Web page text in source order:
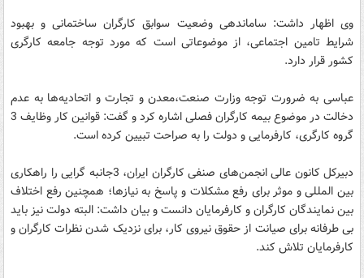
وی اظهار داشت: ساماندهی وضعیت سوابق کارگران ساختمانی و بهبود
شرایط تامین اجتماعی، از موضوعاتی است که مورد توجه جامعه کارگری
کشور قرار دارد.
عباسی به ضرورت توجه وزارت صنعت،معدن و تجارت و اتحادیه‌ها به عدم
دخالت در موضوع بیمه کارگران فصلی اشاره کرد و گفت: قوانین کار وظایف 3
گروه کارگری، کارفرمایی و دولت را به صراحت تبیین کرده است.
دبیرکل کانون عالی انجمن‌های صنفی کارگران ایران، 3جانبه گرایی را راهکاری
بین المللی و موثر برای رفع مشکلات و پاسخ به نیازها؛ همچنین رفع اختلاف
بین نمایندگان کارگران و کارفرمایان دانست و بیان داشت: البته دولت نیز باید
بی طرفانه برای صیانت از حقوق نیروی کار، برای نزدیک شدن نظرات کارگران و
کارفرمایان تلاش کند.